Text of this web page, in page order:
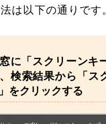
は以下の通りです
に「スクリーンキ
検索結果から「ス
をクリックする